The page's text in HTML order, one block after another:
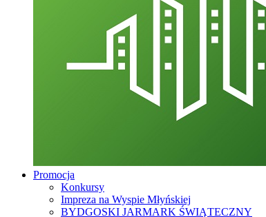
Promocja
Konkursy
Impreza na Wyspie Młyńskiej
BYDGOSKI JARMARK ŚWIĄTECZNY